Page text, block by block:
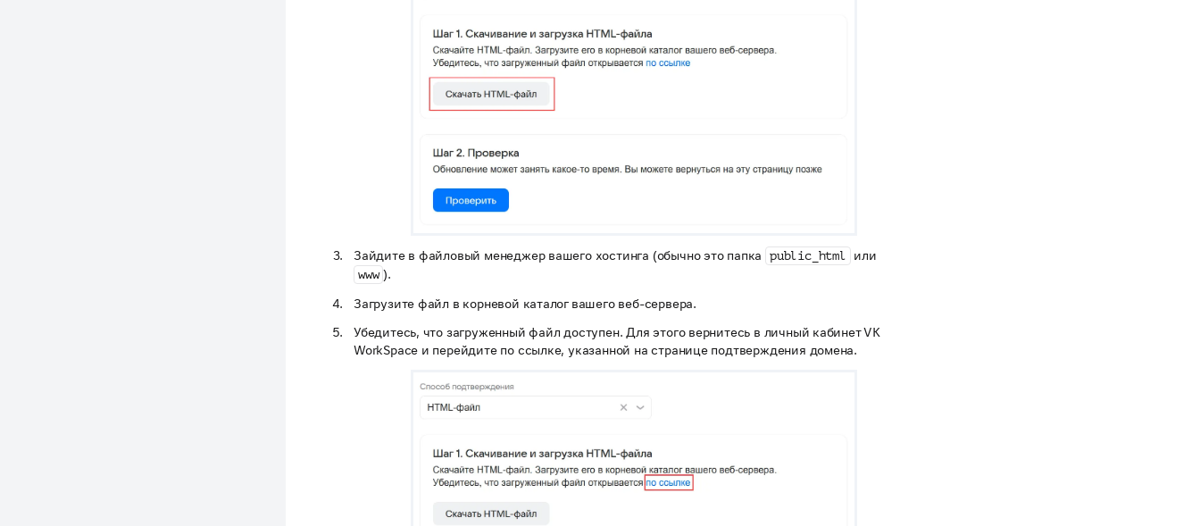
Зайдите в файловый менеджер вашего хостинга (обычно это папка public_html или
www ).
Загрузите файл в корневой каталог вашего веб-сервера.
Убедитесь, что загруженный файл доступен. Для этого вернитесь в личный кабинет VK
WorkSpace и перейдите по ссылке, указанной на странице подтверждения домена.